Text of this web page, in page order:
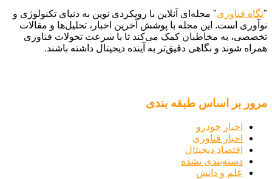
"نگاه فناوری" مجله‌ای آنلاین با رویکردی نوین به دنیای تکنولوژی و
نوآوری است. این مجله با پوشش آخرین اخبار، تحلیل‌ها و مقالات
تخصصی، به مخاطبان کمک می‌کند تا با سرعت تحولات فناوری
همراه شوند و نگاهی دقیق‌تر به آینده دیجیتال داشته باشند.
مرور بر اساس طبقه بندی
اخبار خودرو
اخبار فناوری
اقتصاد دیجیتال
دسته‌بندی نشده
علم و دانش